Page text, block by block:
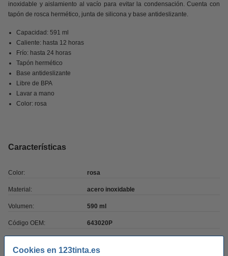
Cookies en 123tinta.es
inoxidable y aislamiento al vacío para evitar la condensación. Cuenta con
tapón de rosca hermético, junta de silicona y base antideslizante.
Capacidad: 591 ml
Caliente: hasta 12 horas
Frío: hasta 24 horas
Tapón hermético
Base antideslizante
Libre de BPA
Lavar a mano
Color: rosa
Características
Color: rosa
Material: acero inoxidable
Volumen: 590 ml
Código OEM: 643020P
Completa tu comida: